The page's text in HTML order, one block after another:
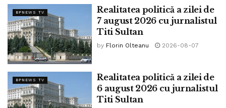
Mare, România Dodoloață!!
Astăzi, însă, ne omagiem călăii, alergăm de la o poartă la
alta cu căciula în mână, orbi la lecțiile trecutului!
Lumea se reîmparte.
Se negociază în umbră, se trasează și se șterg granițe, iar
noi, ca de atâtea ori, vom fi din nou obiectul acestor
învoieli, dați în voia Estului.
BPNEWS TV
Realitatea politică a zilei de
7 august 2026 cu jurnalistul
Titi Sultan
by Florin Olteanu 2026-08-07
BPNEWS TV
Realitatea politică a zilei de
6 august 2026 cu jurnalistul
Titi Sultan